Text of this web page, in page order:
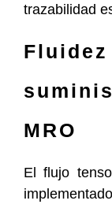
trazabilidad
MRO
El flujo